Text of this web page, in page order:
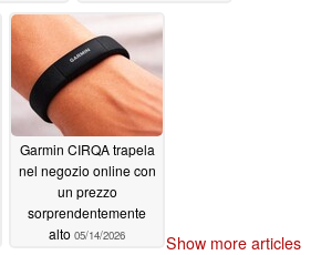
05/16/2026
Garmin CIRQA trapela
nel negozio online con
un prezzo
sorprendentemente
alto 05/14/2026 Show more articles